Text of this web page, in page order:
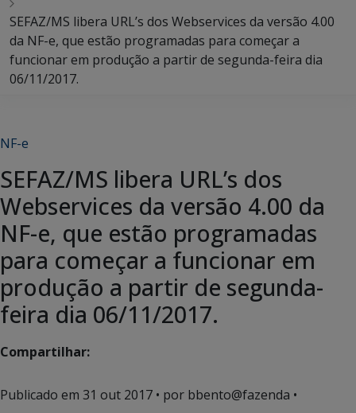
SEFAZ/MS libera URL’s dos Webservices da versão 4.00
da NF-e, que estão programadas para começar a
funcionar em produção a partir de segunda-feira dia
06/11/2017.
NF-e
SEFAZ/MS libera URL’s dos
Webservices da versão 4.00 da
NF-e, que estão programadas
para começar a funcionar em
produção a partir de segunda-
feira dia 06/11/2017.
Compartilhar:
Publicado em 31 out 2017 • por bbento@fazenda •